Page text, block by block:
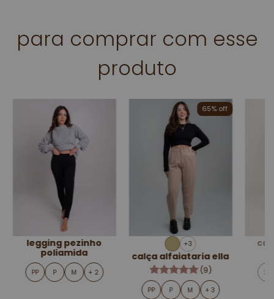
para comprar com esse
produto
legging pezinho
poliamida
PP P M + 2
65% off
+3
calça alfaiataria ella
(9)
PP P M + 3
34